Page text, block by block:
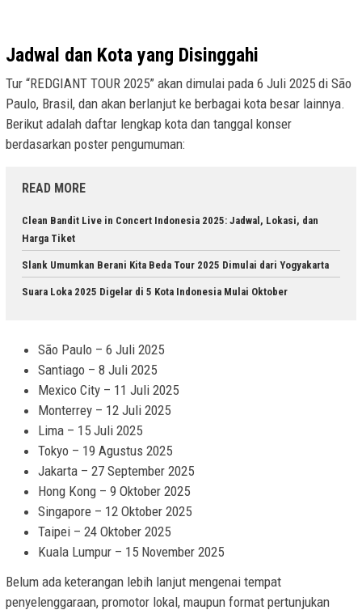
Jadwal dan Kota yang Disinggahi
Tur “REDGIANT TOUR 2025” akan dimulai pada 6 Juli 2025 di São
Paulo, Brasil, dan akan berlanjut ke berbagai kota besar lainnya.
Berikut adalah daftar lengkap kota dan tanggal konser
berdasarkan poster pengumuman:
READ MORE
Clean Bandit Live in Concert Indonesia 2025: Jadwal, Lokasi, dan
Harga Tiket
Slank Umumkan Berani Kita Beda Tour 2025 Dimulai dari Yogyakarta
Suara Loka 2025 Digelar di 5 Kota Indonesia Mulai Oktober
São Paulo – 6 Juli 2025
Santiago – 8 Juli 2025
Mexico City – 11 Juli 2025
Monterrey – 12 Juli 2025
Lima – 15 Juli 2025
Tokyo – 19 Agustus 2025
Jakarta – 27 September 2025
Hong Kong – 9 Oktober 2025
Singapore – 12 Oktober 2025
Taipei – 24 Oktober 2025
Kuala Lumpur – 15 November 2025
Belum ada keterangan lebih lanjut mengenai tempat
penyelenggaraan, promotor lokal, maupun format pertunjukan